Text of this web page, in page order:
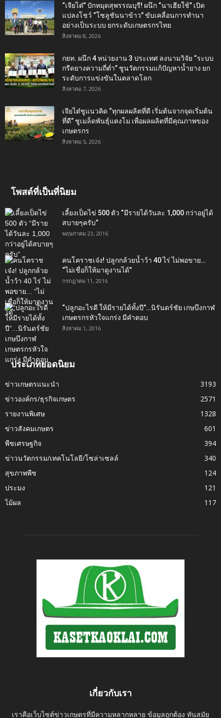
“เจียไต๋” ปักหมุดสุพรรณบุรี! ผนึก “นาเฮียใช้” เปิด
แปลงโชว์ “โซลูชันนาข้าว” ขับเคลื่อนการทำนา
อย่างเป็นระบบ ยกระดับเกษตรกรไทย
สิงหาคม 8, 2026
กยท. ผนึก 4 หน่วยงาน 3 ประเทศ ลงนามวิจัย “ระบบ
กรีดยางความถี่ต่ำ” ชูนวัตกรรมแก้ปัญหาน้ำยาง ยก
ระดับการแข่งขันในตลาดโลก
สิงหาคม 7, 2026
เจียไต๋ชูแนวคิด “ทุกผลผลิตที่ดี เริ่มต้นจากจุดเริ่มต้น
ที่ดี” ชูเมล็ดพันธุ์แตงโม เพื่อผลผลิตที่มีคุณภาพของ
เกษตรกร
สิงหาคม 5, 2026
โพสต์ที่เป็นที่นิยม
เลี้ยงเป็ดไข่ 500 ตัว “มีรายได้วันละ 1,000 กว่าอยู่ได้
สบายๆครับ”
พฤษภาคม 23, 2016
คนโคราชเจ๋ง! ปลูกกล้วยน้ำว้า 40 ไร่ ไม่พอขาย…
“ไม่เชื่อก็ให้มาดูงานได้”‬
กรกฎาคม 11, 2016
“ปลูกอะไรดี ให้มีรายได้ทั้งปี”…นิรันดร์ชัย เกษบึงกาฬ
เกษตรกรหัวใจแกร่ง มีคำตอบ
สิงหาคม 1, 2016
ประเภทยอดนิยม
ข่าวเกษตรแนะนำ
3193
ข่าวองค์กร/ธุรกิจเกษตร
2571
รายงานพิเศษ
1328
ข่าวสังคมเกษตร
601
พืชเศรษฐกิจ
394
ข่าวนวัตกรรม/เทคโนโลยี/โซล่าเซลล์
340
สุขภาพพืช
124
ประมง
121
ไม้ผล
117
เกี่ยวกับเรา
เราคือเว็บไซต์ข่าวเกษตรที่มีความหลากหลาย ข้อมูลถูกต้อง ทันสมัย